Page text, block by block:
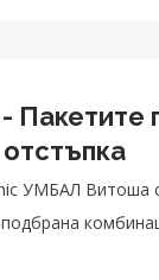
Пакетите
отстъпка
УМБАЛ Витоша